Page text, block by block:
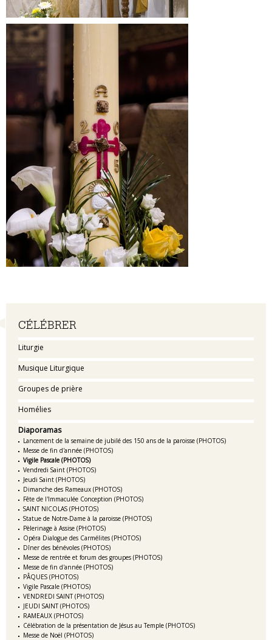
Navigation
CÉLÉBRER
Liturgie
Musique Liturgique
Groupes de prière
Homélies
Diaporamas
Lancement de la semaine de jubilé des 150 ans de la paroisse (PHOTOS)
Messe de fin d'année (PHOTOS)
Vigile Pascale (PHOTOS)
Vendredi Saint (PHOTOS)
Jeudi Saint (PHOTOS)
Dimanche des Rameaux (PHOTOS)
Fête de l'Immaculée Conception (PHOTOS)
SAINT NICOLAS (PHOTOS)
Statue de Notre-Dame à la paroisse (PHOTOS)
Pèlerinage à Assise (PHOTOS)
Opéra Dialogue des Carmélites (PHOTOS)
Dîner des bénévoles (PHOTOS)
Messe de rentrée et forum des groupes (PHOTOS)
Messe de fin d'année (PHOTOS)
PÂQUES (PHOTOS)
Vigile Pascale (PHOTOS)
VENDREDI SAINT (PHOTOS)
JEUDI SAINT (PHOTOS)
RAMEAUX (PHOTOS)
Célébration de la présentation de Jésus au Temple (PHOTOS)
Messe de Noël (PHOTOS)